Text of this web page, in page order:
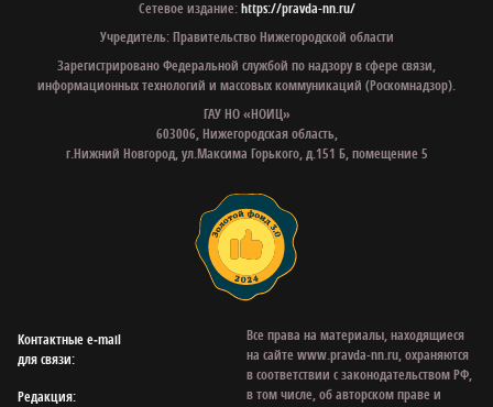
Сетевое издание:https://pravda-nn.ru/
Учредитель: Правительство Нижегородской области
Зарегистрировано Федеральной службой по надзору в сфере связи,
информационных технологий и массовых коммуникаций (Роскомнадзор).
ГАУ НО «НОИЦ»
603006, Нижегородская область,
г.Нижний Новгород, ул.Максима Горького, д.151 Б, помещение 5
Контактные e‑mail
для связи:
Редакция:
Все права на материалы, находящиеся
на сайте www.pravda-nn.ru, охраняются
в соответствии с законодательством РФ,
в том числе, об авторском праве и